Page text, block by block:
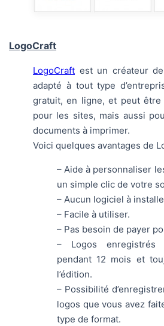
LogoCraft
LogoCraft est un créateur
adapté à tout type
gratuit, en ligne, et peut
pour les sites, mais aussi
documents à imprimer.
Voici quelques avantages de
– Aide à personnaliser
un simple clic de votre
– Aucun logiciel à
– Facile à utiliser.
– Pas besoin de payer
– Logos enregistrés
pendant 12 mois et
l’édition.
– Possibilité
logos que vous avez
type de format.